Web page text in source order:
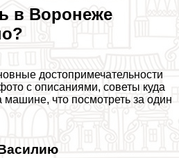
в Воронеже
достопримечательности
с описаниями, советы куда
машине, что посмотреть за один